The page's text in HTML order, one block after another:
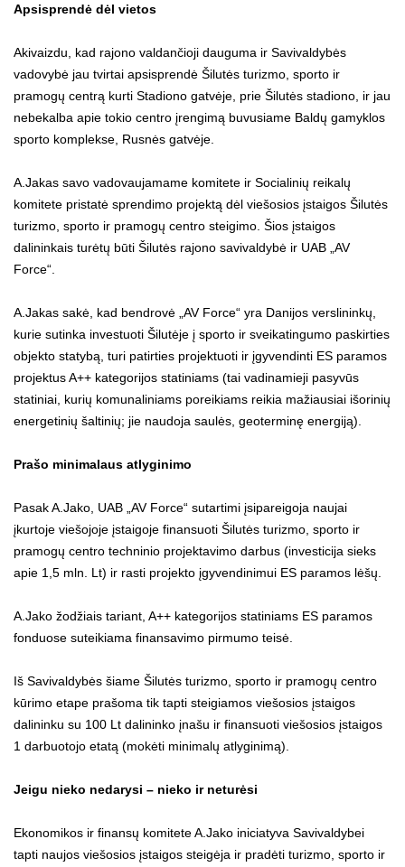
Apsisprendė dėl vietos
Akivaizdu, kad rajono valdančioji dauguma ir Savivaldybės
vadovybė jau tvirtai apsisprendė Šilutės turizmo, sporto ir
pramogų centrą kurti Stadiono gatvėje, prie Šilutės stadiono, ir jau
nebekalba apie tokio centro įrengimą buvusiame Baldų gamyklos
sporto komplekse, Rusnės gatvėje.
A.Jakas savo vadovaujamame komitete ir Socialinių reikalų
komitete pristatė sprendimo projektą dėl viešosios įstaigos Šilutės
turizmo, sporto ir pramogų centro steigimo. Šios įstaigos
dalininkais turėtų būti Šilutės rajono savivaldybė ir UAB „AV
Force“.
A.Jakas sakė, kad bendrovė „AV Force“ yra Danijos verslininkų,
kurie sutinka investuoti Šilutėje į sporto ir sveikatingumo paskirties
objekto statybą, turi patirties projektuoti ir įgyvendinti ES paramos
projektus A++ kategorijos statiniams (tai vadinamieji pasyvūs
statiniai, kurių komunaliniams poreikiams reikia mažiausiai išorinių
energetinių šaltinių; jie naudoja saulės, geoterminę energiją).
Prašo minimalaus atlyginimo
Pasak A.Jako, UAB „AV Force“ sutartimi įsipareigoja naujai
įkurtoje viešojoje įstaigoje finansuoti Šilutės turizmo, sporto ir
pramogų centro techninio projektavimo darbus (investicija sieks
apie 1,5 mln. Lt) ir rasti projekto įgyvendinimui ES paramos lėšų.
A.Jako žodžiais tariant, A++ kategorijos statiniams ES paramos
fonduose suteikiama finansavimo pirmumo teisė.
Iš Savivaldybės šiame Šilutės turizmo, sporto ir pramogų centro
kūrimo etape prašoma tik tapti steigiamos viešosios įstaigos
dalininku su 100 Lt dalininko įnašu ir finansuoti viešosios įstaigos
1 darbuotojo etatą (mokėti minimalų atlyginimą).
Jeigu nieko nedarysi – nieko ir neturėsi
Ekonomikos ir finansų komitete A.Jako iniciatyva Savivaldybei
tapti naujos viešosios įstaigos steigėja ir pradėti turizmo, sporto ir